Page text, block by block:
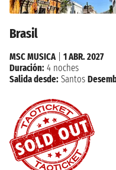
Brasil
MSC MUSICA| 1 ABR. 2027
Duración: 4 noches
Salida desde: Santos